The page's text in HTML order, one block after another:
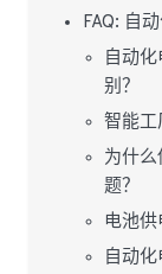
FAQ: 自
自动
别？
智能工
为什
题？
电池供
自动